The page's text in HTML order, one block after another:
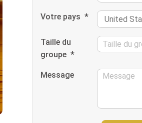
Votre pays *
Taille du
groupe *
Message